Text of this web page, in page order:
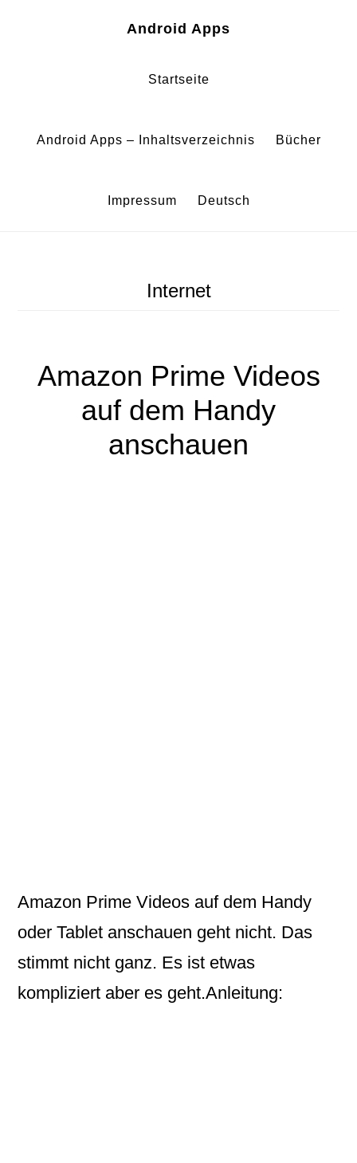
Android Apps
Startseite
Android Apps – Inhaltsverzeichnis Bücher
Impressum Deutsch
Internet
Amazon Prime Videos
auf dem Handy
anschauen
Amazon Prime Videos auf dem Handy
oder Tablet anschauen geht nicht. Das
stimmt nicht ganz. Es ist etwas
kompliziert aber es geht.Anleitung: